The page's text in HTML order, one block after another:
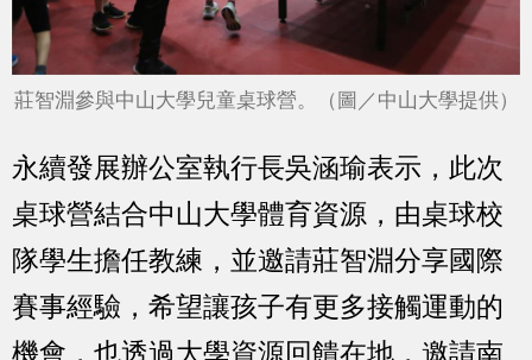
莊智淵參與中山大學兒童桌球營。（圖／中山大學提供）
永續發展辦公室執行長吳涵瑜表示，此次
桌球營結合中山大學體育資源，由桌球校
隊學生擔任教練，並邀請莊智淵分享國際
賽事經驗，希望讓孩子有更多接觸運動的
機會，也透過大學資源回饋在地，邀請南